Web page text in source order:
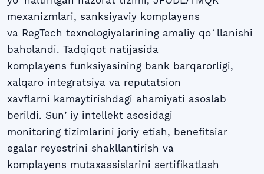
mexanizmlari, sanksiyaviy komplayens
va RegTech texnologiyalarining amaliy qoʻllanishi
baholandi. Tadqiqot natijasida
komplayens funksiyasining bank barqarorligi,
xalqaro integratsiya va reputatsion
xavflarni kamaytirishdagi ahamiyati asoslab
berildi. Sunʼiy intellekt asosidagi
monitoring tizimlarini joriy etish, benefitsiar
egalar reyestrini shakllantirish va
komplayens mutaxassislarini sertifikatlash